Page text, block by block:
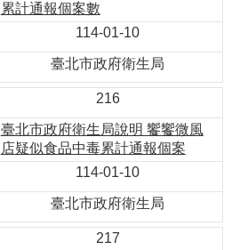
累計通報個案數
114-01-10
臺北市政府衛生局
216
臺北市政府衛生局說明 饗饗微風
店疑似食品中毒累計通報個案
114-01-10
臺北市政府衛生局
217